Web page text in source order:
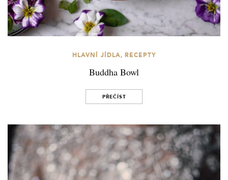
HLAVNÍ JÍDLA, RECEPTY
Buddha Bowl
PŘEČÍST